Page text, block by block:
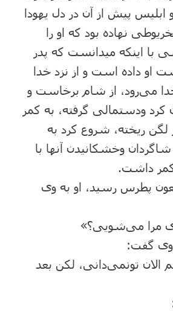
پیش از آن در دل یهودا
نهاده بود که او را
با اینکه میدانست که پدر
او داده است و از نزد خدا
می‌رود، از شام برخاست و
کرد ودستمالی گرفته، به کمر
ریخته، شروع کرد به
وخشکانیدن آنها با
داشت.
پطرس رسید، او به وی
مرا می‌شویی؟»
گفت:
تونمی‌دانی، لکن بعد